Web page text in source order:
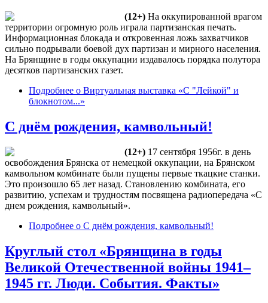
(12+) На оккупированной врагом
территории огромную роль играла партизанская печать.
Информационная блокада и откровенная ложь захватчиков
сильно подрывали боевой дух партизан и мирного населения.
На Брянщине в годы оккупации издавалось порядка полутора
десятков партизанских газет.
Подробнее о Виртуальная выставка «С "Лейкой" и
блокнотом...»
С днём рождения, камвольный!
(12+) 17 сентября 1956г. в день
освобождения Брянска от немецкой оккупации, на Брянском
камвольном комбинате были пущены первые ткацкие станки.
Это произошло 65 лет назад. Становлению комбината, его
развитию, успехам и трудностям посвящена радиопередача «С
днем рождения, камвольный».
Подробнее о С днём рождения, камвольный!
Круглый стол «Брянщина в годы
Великой Отечественной войны 1941–
1945 гг. Люди. События. Факты»